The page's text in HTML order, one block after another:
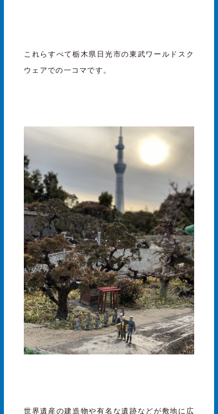
これらすべて栃木県日光市の東武ワールドスク
ウェアでの一コマです。
世界遺産の建造物や有名な遺跡などが敷地に広